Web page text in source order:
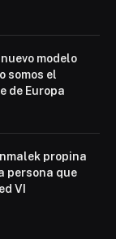
modelo
somos el
de Europa
propina
persona que
VI